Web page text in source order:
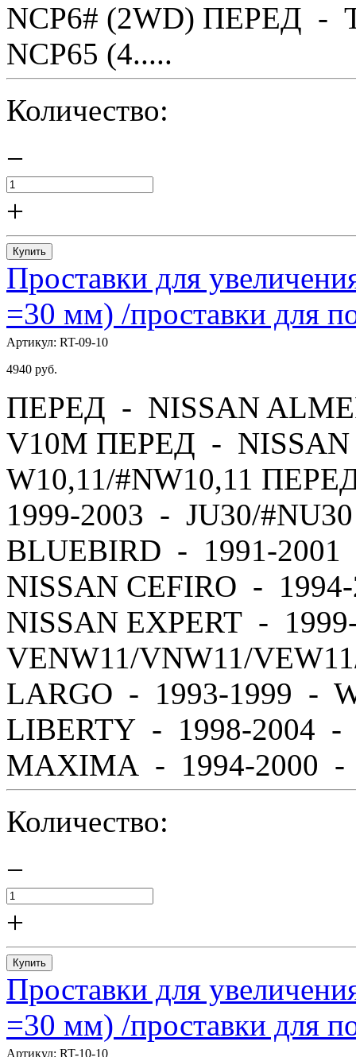
NCP6# (2WD) ПЕРЕД -
NCP65 (4.....
Количество:
−
+
Купить
Проставки для
=30 мм) /проставки для
Артикул: RT-09-10
4940 руб.
ПЕРЕД - NISSAN
V10M ПЕРЕД -
W10,11/#NW10,11
1999-2003 - JU30/
BLUEBIRD - 1991-
NISSAN CEFIRO -
NISSAN EXPERT -
VENW11/VNW11/
LARGO - 1993-1999 -
LIBERTY - 1998-2004
MAXIMA - 1994-2000 -
Количество:
−
+
Купить
Проставки для
=30 мм) /проставки для
Артикул: RT-10-10